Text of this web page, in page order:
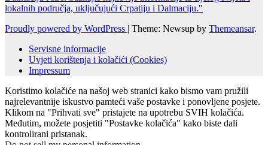
Proudly powered by WordPress | Theme: Newsup by Themeansar.
Servisne informacije
Uvjeti korištenja i kolačići (Cookies)
Impressum
Koristimo kolačiće na našoj web stranici kako bismo vam pružili
najrelevantnije iskustvo pamteći vaše postavke i ponovljene posjete.
Klikom na "Prihvati sve" pristajete na upotrebu SVIH kolačića.
Međutim, možete posjetiti "Postavke kolačića" kako biste dali
kontrolirani pristanak.